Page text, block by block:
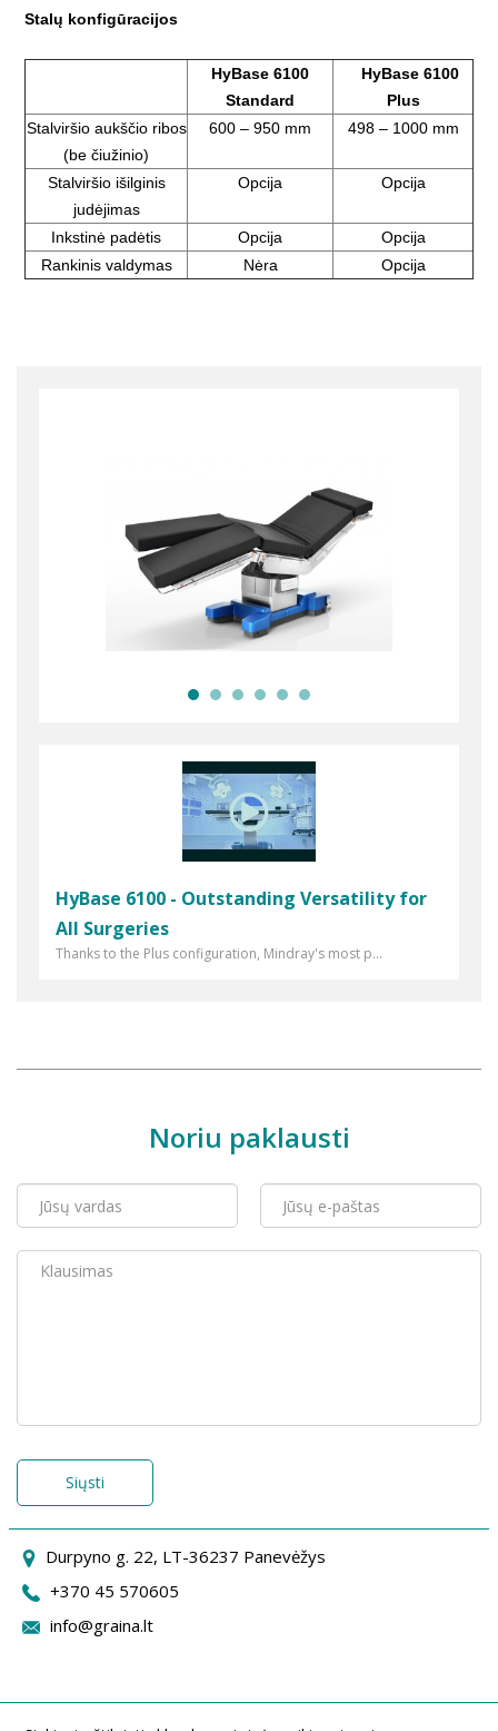
Stalų konfigūracijos
HyBase 6100
Standard
HyBase 6100
Plus
Stalviršio aukščio ribos
(be čiužinio)
600 – 950 mm 498 – 1000 mm
Stalviršio išilginis
judėjimas
Opcija Opcija
Inkstinė padėtis Opcija
Opcija
Rankinis valdymas
Nėra Opcija
HyBase 6100 - Outstanding Versatility for
All Surgeries
Thanks to the Plus configuration, Mindray's most p...
Noriu paklausti
Siųsti
Durpyno g. 22, LT-36237 Panevėžys
+370 45 570605
info@graina.lt